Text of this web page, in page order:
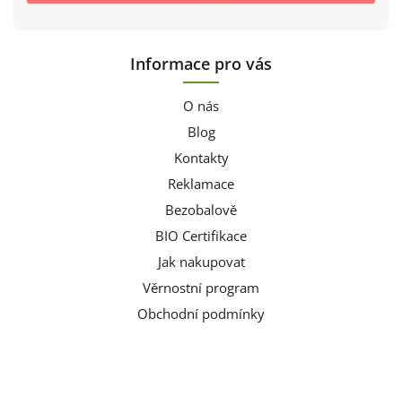
Informace pro vás
O nás
Blog
Kontakty
Reklamace
Bezobalově
BIO Certifikace
Jak nakupovat
Věrnostní program
Obchodní podmínky